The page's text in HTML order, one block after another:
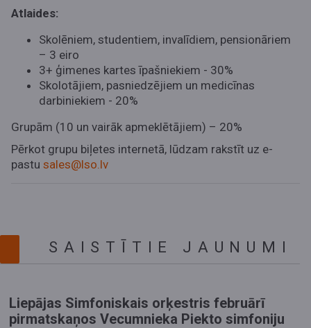
Atlaides:
Skolēniem, studentiem, invalīdiem, pensionāriem
– 3 eiro
3+ ģimenes kartes īpašniekiem - 30%
Skolotājiem, pasniedzējiem un medicīnas
darbiniekiem - 20%
Grupām (10 un vairāk apmeklētājiem) – 20%
Pērkot grupu biļetes internetā, lūdzam rakstīt uz e-
pastu sales@lso.lv
SAISTĪTIE JAUNUMI
Liepājas Simfoniskais orķestris februārī
pirmatskaņos Vecumnieka Piekto simfoniju